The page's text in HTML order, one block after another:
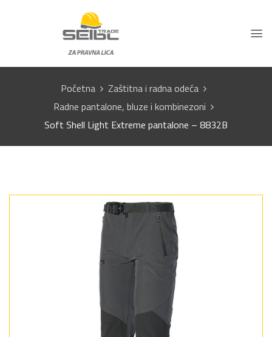
Početna
Zaštitna i radna odeća
Radne pantalone, bluze i kombinezoni
Soft Shell Light Extreme pantalone – 8832B